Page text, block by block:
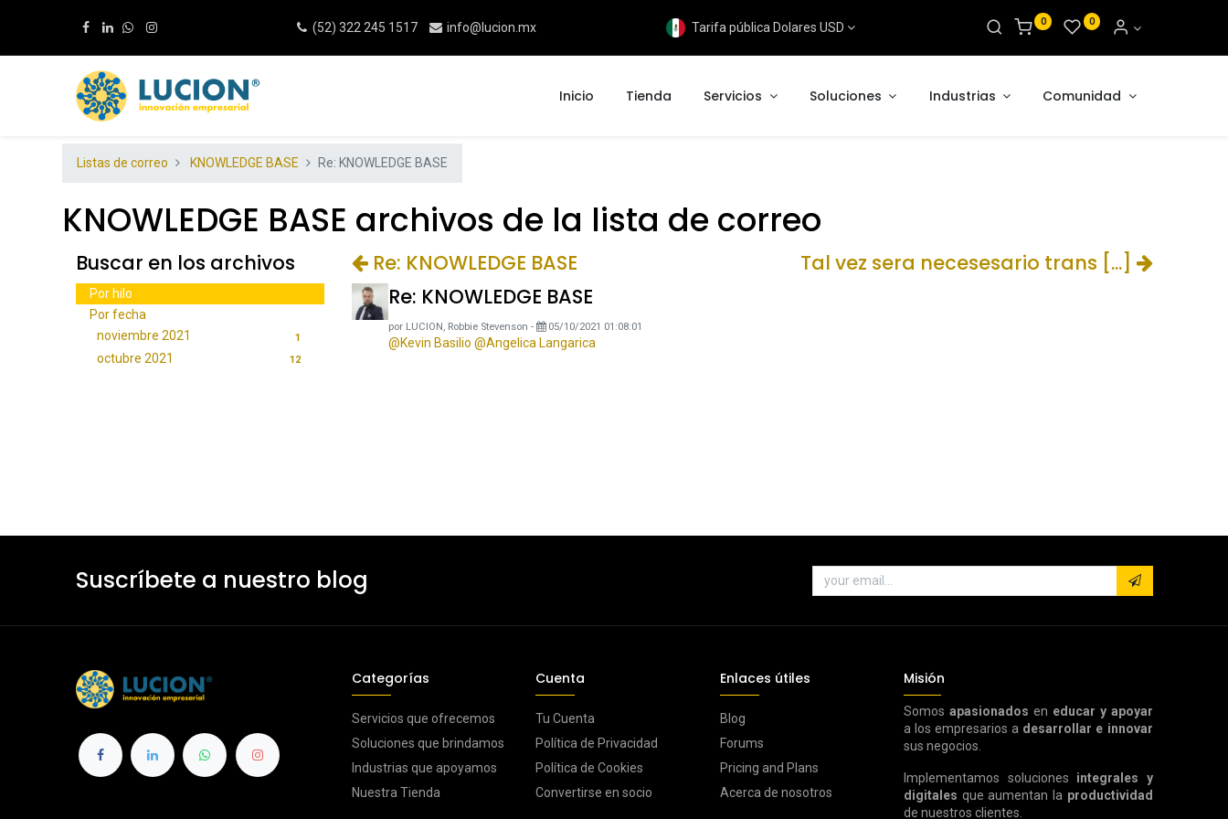
(52) 322 245 1517 info@lucion.mx Tarifa pública Dolares USD 0 0
Inicio Tienda Servicios Soluciones Industrias Comunidad
Listas de correo KNOWLEDGE BASE Re: KNOWLEDGE BASE
KNOWLEDGE BASE archivos de la lista de correo
Buscar en los archivos
Por hilo
Por fecha
noviembre 2021
1
octubre 2021 12
Re: KNOWLEDGE BASE
Tal vez sera necesesario trans [...]
Re: KNOWLEDGE BASE
por LUCION, Robbie Stevenson - 05/10/2021 01:08:01
@Kevin Basilio @Angelica Langarica
Suscríbete a nuestro blog
Categorías
Servicios que ofrecemos
Soluciones que brindamos
Industrias que apoyamos
Nuestra Tienda
Cuenta
Tu Cuenta
Política de Privacidad
Política de Cookies
Convertirse en socio
Enlaces útiles
Blog
Forums
Pricing and Plans
Acerca de nosotros
Misión
Somosapasionados en educar y apoyar
a los empresarios a desarrollar e innovar
sus negocios.
Implementamos soluciones integrales y
digitales que aumentan la productividad
de nuestros clientes.